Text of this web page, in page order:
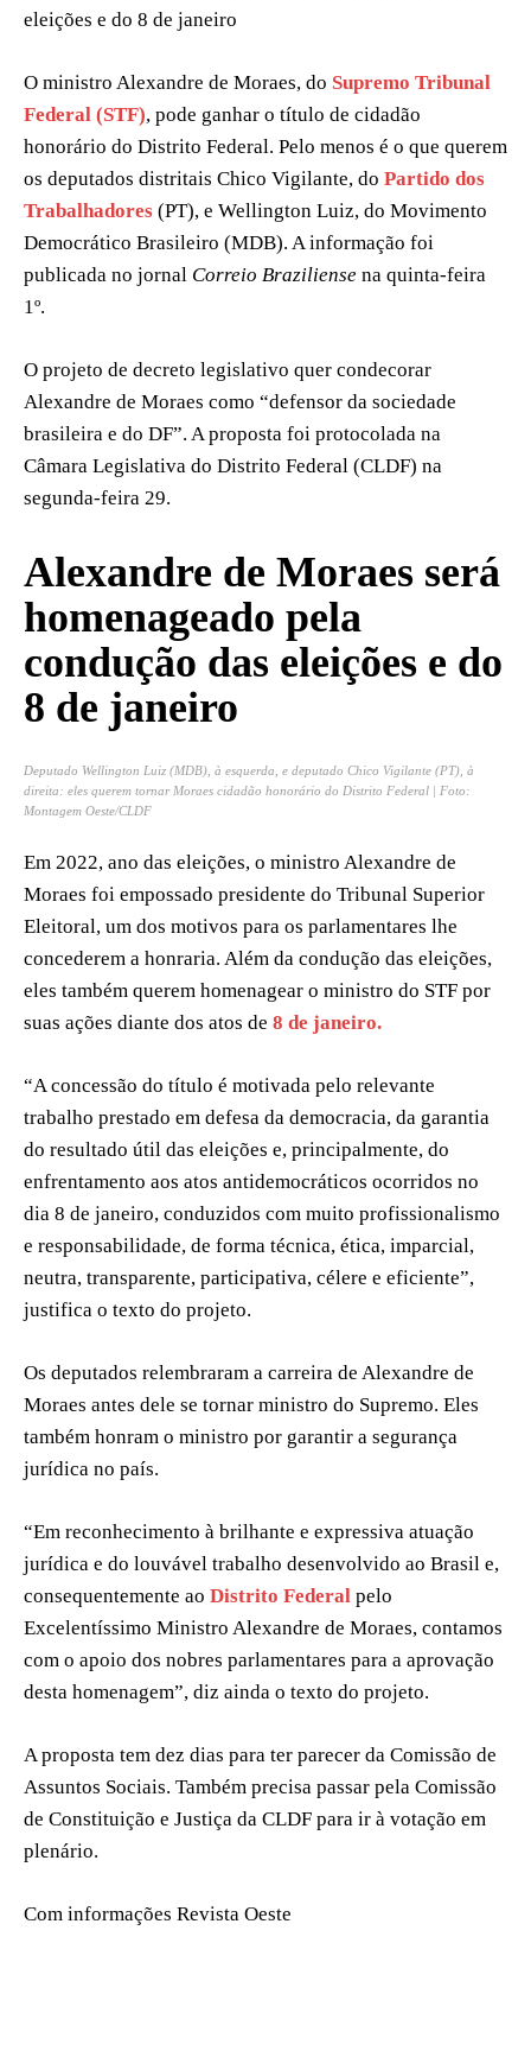
eleições e do 8 de janeiro
O ministro Alexandre de Moraes, do Supremo Tribunal
Federal (STF), pode ganhar o título de cidadão
honorário do Distrito Federal. Pelo menos é o que querem
os deputados distritais Chico Vigilante, do Partido dos
Trabalhadores (PT), e Wellington Luiz, do Movimento
Democrático Brasileiro (MDB). A informação foi
publicada no jornal Correio Braziliense na quinta-feira
1º.
O projeto de decreto legislativo quer condecorar
Alexandre de Moraes como “defensor da sociedade
brasileira e do DF”. A proposta foi protocolada na
Câmara Legislativa do Distrito Federal (CLDF) na
segunda-feira 29.
Alexandre de Moraes será
homenageado pela
condução das eleições e do
8 de janeiro
Deputado Wellington Luiz (MDB), à esquerda, e deputado Chico Vigilante (PT), à
direita: eles querem tornar Moraes cidadão honorário do Distrito Federal | Foto:
Montagem Oeste/CLDF
Em 2022, ano das eleições, o ministro Alexandre de
Moraes foi empossado presidente do Tribunal Superior
Eleitoral, um dos motivos para os parlamentares lhe
concederem a honraria. Além da condução das eleições,
eles também querem homenagear o ministro do STF por
suas ações diante dos atos de 8 de janeiro.
“A concessão do título é motivada pelo relevante
trabalho prestado em defesa da democracia, da garantia
do resultado útil das eleições e, principalmente, do
enfrentamento aos atos antidemocráticos ocorridos no
dia 8 de janeiro, conduzidos com muito profissionalismo
e responsabilidade, de forma técnica, ética, imparcial,
neutra, transparente, participativa, célere e eficiente”,
justifica o texto do projeto.
Os deputados relembraram a carreira de Alexandre de
Moraes antes dele se tornar ministro do Supremo. Eles
também honram o ministro por garantir a segurança
jurídica no país.
“Em reconhecimento à brilhante e expressiva atuação
jurídica e do louvável trabalho desenvolvido ao Brasil e,
consequentemente ao Distrito Federal pelo
Excelentíssimo Ministro Alexandre de Moraes, contamos
com o apoio dos nobres parlamentares para a aprovação
desta homenagem”, diz ainda o texto do projeto.
A proposta tem dez dias para ter parecer da Comissão de
Assuntos Sociais. Também precisa passar pela Comissão
de Constituição e Justiça da CLDF para ir à votação em
plenário.
Com informações Revista Oeste